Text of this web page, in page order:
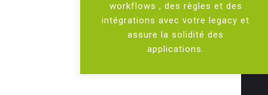
workflows , des règles et des
intégrations avec votre legacy et
assure la solidité des
applications.